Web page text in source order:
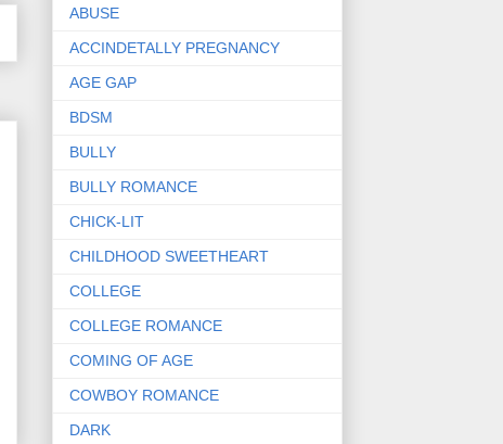
ABUSE
ACCINDETALLY PREGNANCY
AGE GAP
BDSM
BULLY
BULLY ROMANCE
CHICK-LIT
CHILDHOOD SWEETHEART
COLLEGE
COLLEGE ROMANCE
COMING OF AGE
COWBOY ROMANCE
DARK